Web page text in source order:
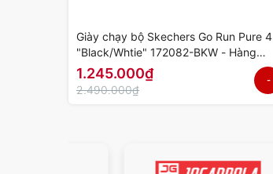
Giày chạy bộ Skechers Go Run Pure 4
"Black/Whtie" 172082-BKW - Hàng
Chính Hãng
1.245.000₫
2.490.000₫
-